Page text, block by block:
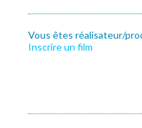
Vous êtes réalisateur/
Inscrire un film